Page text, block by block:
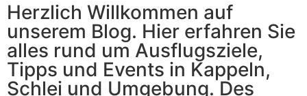
Herzlich Willkommen auf
unserem Blog. Hier erfahren Sie
alles rund um Ausflugsziele,
Tipps und Events in Kappeln,
Schlei und Umgebung. Des